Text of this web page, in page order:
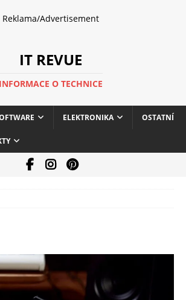
Reklama/Advertisement
IT REVUE
INFORMACE O TECHNICE
ELEKTRONIKA OSTATNÍ